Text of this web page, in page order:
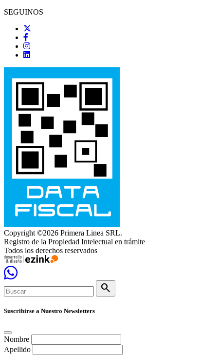
SEGUINOS
Copyright ©2026 Primera Linea SRL.
Registro de la Propiedad Intelectual en trámite
Todos los derechos reservados
search
Suscribirse a Nuestro Newsletters
Nombre
Apellido